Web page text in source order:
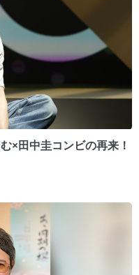
×田中圭コンビの再来！